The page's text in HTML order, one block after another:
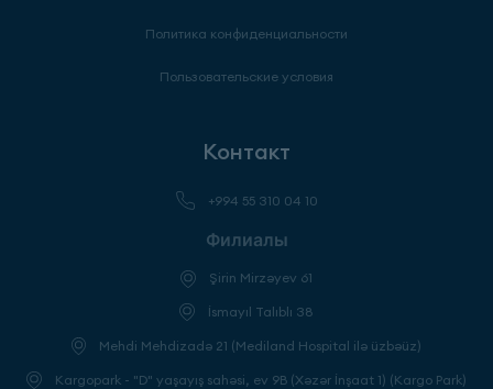
Политика конфиденциальности
Пользовательские условия
Контакт
+994 55 310 04 10
Филиалы
Şirin Mirzəyev 61
İsmayıl Talıblı 38
Mehdi Mehdizadə 21 (Mediland Hospital ilə üzbəüz)
Kargopark - "D" yaşayış sahəsi, ev 9B (Xəzər İnşaat 1) (Kargo Park)